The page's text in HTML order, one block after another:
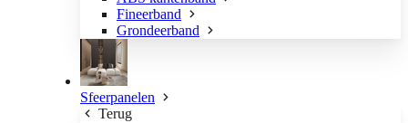
Fineerband
Grondeerband
Sfeerpanelen
Terug